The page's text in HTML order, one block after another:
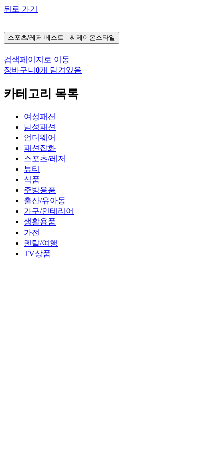
뒤로 가기
스포츠/레저 베스트 - 씨제이온스타일
검색페이지로 이동
장바구니 0개 담겨있음
카테고리 목록
여성패션
남성패션
언더웨어
패션잡화
스포츠/레저
뷰티
식품
주방용품
출산/유아동
가구/인테리어
생활용품
가전
렌탈/여행
TV상품